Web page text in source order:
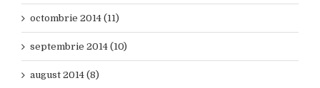
octombrie 2014 (11)
septembrie 2014 (10)
august 2014 (8)